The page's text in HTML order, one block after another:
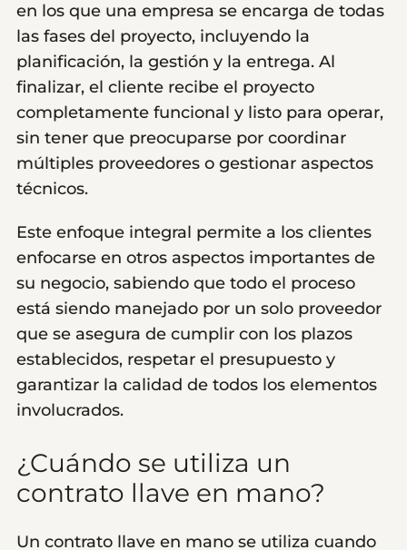
en los que una empresa se encarga de todas
las fases del proyecto, incluyendo la
planificación, la gestión y la entrega. Al
finalizar, el cliente recibe el proyecto
completamente funcional y listo para operar,
sin tener que preocuparse por coordinar
múltiples proveedores o gestionar aspectos
técnicos.
Este enfoque integral permite a los clientes
enfocarse en otros aspectos importantes de
su negocio, sabiendo que todo el proceso
está siendo manejado por un solo proveedor
que se asegura de cumplir con los plazos
establecidos, respetar el presupuesto y
garantizar la calidad de todos los elementos
involucrados.
¿Cuándo se utiliza un
contrato llave en mano?
Un contrato llave en mano se utiliza cuando